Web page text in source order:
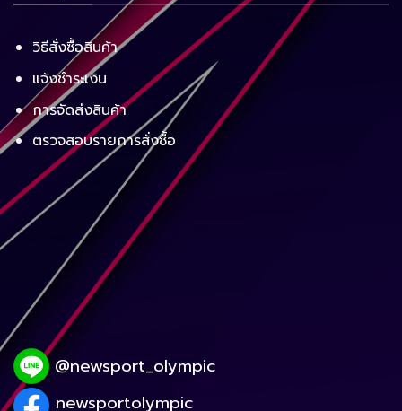
วิธีสั่งซื้อสินค้า
แจ้งชำระเงิน
การจัดส่งสินค้า
ตรวจสอบรายการสั่งซื้อ
@newsport_olympic
newsportolympic